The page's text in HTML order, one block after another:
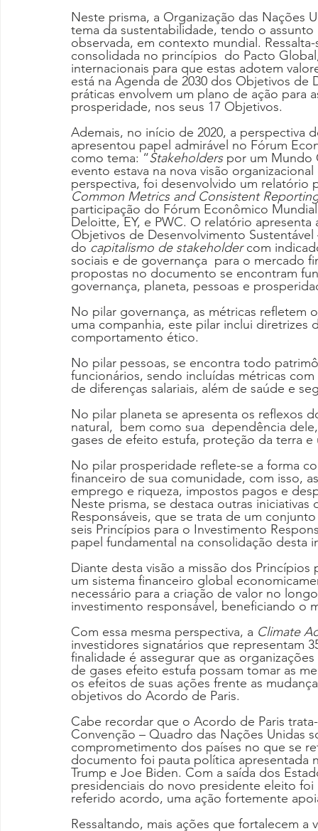
Neste prisma, a Organização das Nações
tema da sustentabilidade, tendo o
observada, em contexto mundial.
consolidada no princípios  do Pacto
internacionais para que estas adotem
está na Agenda de 2030 dos Objetivos de
práticas envolvem um plano de ação para
prosperidade, nos seus 17 Objetivos.
Ademais, no início de 2020, a
apresentou papel admirável no Fórum
como tema: “Stakeholders por um Mundo
evento estava na nova visão
perspectiva, foi desenvolvido um relatório
Common Metrics and Consistent
participação do Fórum Econômico
Deloitte, EY, e PWC. O relatório
Objetivos de Desenvolvimento
do capitalismo de stakeholder com
sociais e de governança  para o mercado
propostas no documento se encontram
governança, planeta, pessoas e
No pilar governança, as métricas
uma companhia, este pilar inclui
comportamento ético.
No pilar pessoas, se encontra todo
funcionários, sendo incluídas métricas
de diferenças salariais, além de saúde e
No pilar planeta se apresenta os reflexos
natural,  bem como sua  dependência
gases de efeito estufa, proteção da terra e
No pilar prosperidade reflete-se a forma
financeiro de sua comunidade, com isso,
emprego e riqueza, impostos pagos e
Neste prisma, se destaca outras
Responsáveis, que se trata de um
seis Princípios para o Investimento
papel fundamental na consolidação desta
Diante desta visão a missão dos
um sistema financeiro global
necessário para a criação de valor no
investimento responsável, beneficiando o
Com essa mesma perspectiva, a Climate
investidores signatários que representam
finalidade é assegurar que as
de gases efeito estufa possam tomar as
os efeitos de suas ações frente as
objetivos do Acordo de Paris.
Cabe recordar que o Acordo de Paris
Convenção – Quadro das Nações
comprometimento dos países no que se
documento foi pauta política
Trump e Joe Biden. Com a saída dos
presidenciais do novo presidente eleito
referido acordo, uma ação fortemente
Ressaltando, mais ações que fortalecem